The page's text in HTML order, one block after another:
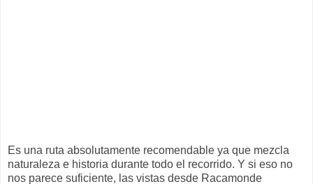
Es una ruta absolutamente recomendable ya que mezcla
naturaleza e historia durante todo el recorrido. Y si eso no
nos parece suficiente, las vistas desde Racamonde